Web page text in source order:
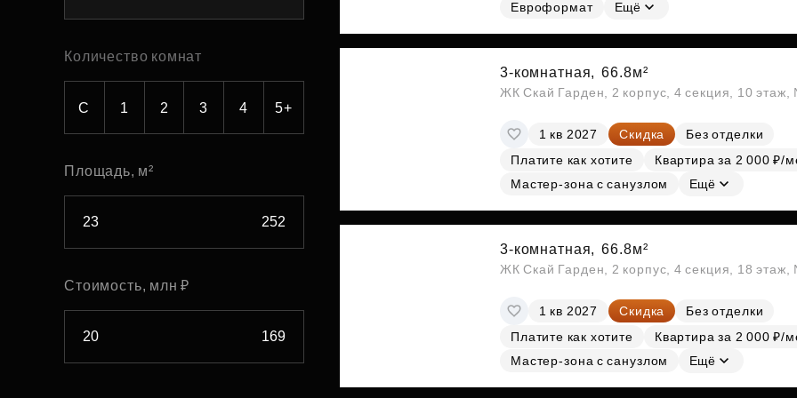
Рефинансирование
Субсидии
Количество комнат
С 1 2 3 4 5+
Площадь, м²
Стоимость, млн ₽
Евроформат
Ещё
3-комнатная, 66.8м²
ЖК Скай Гарден, 2 корпус, 4 секция, 10
1 кв 2027 Скидка
Без отделки
Платите как хотите
Квартира за 2 000 ₽/
Мастер-зона с санузлом
Ещё
3-комнатная, 66.8м²
ЖК Скай Гарден, 2 корпус, 4 секция, 18
1 кв 2027 Скидка
Без отделки
Платите как хотите
Квартира за 2 000 ₽/
Мастер-зона с санузлом
Ещё